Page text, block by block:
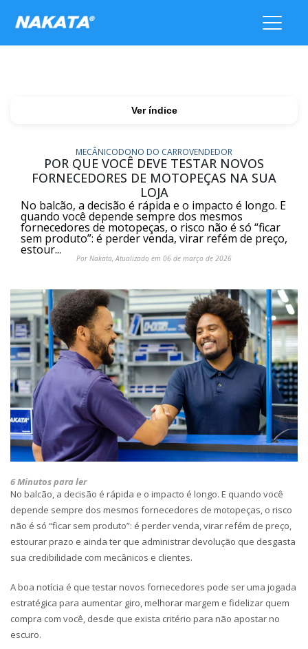
Ver índice
MECÂNICODONO DO CARROVENDEDOR
POR QUE VOCÊ DEVE TESTAR NOVOS
FORNECEDORES DE MOTOPEÇAS NA SUA
LOJA
No balcão, a decisão é rápida e o impacto é longo. E
quando você depende sempre dos mesmos
fornecedores de motopeças, o risco não é só “ficar
sem produto”: é perder venda, virar refém de preço,
estour...
Por Nakata, Atualizado em 06 de março de 2026
6 Minutos para ler
No balcão, a decisão é rápida e o impacto é longo. E quando você
depende sempre dos mesmos fornecedores de motopeças, o risco
não é só “ficar sem produto”: é perder venda, virar refém de preço,
estourar prazo e ainda ter que administrar devolução que desgasta
sua credibilidade com mecânicos e clientes.
A boa notícia é que testar novos fornecedores pode ser uma jogada
estratégica para aumentar giro, melhorar margem e fidelizar quem
compra com você, desde que exista critério para não apostar no
escuro.